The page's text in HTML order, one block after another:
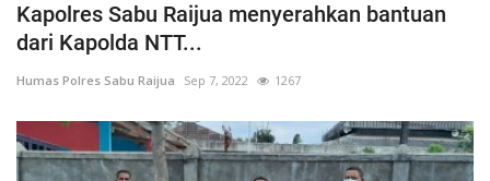
Kapolres Sabu Raijua menyerahkan bantuan
dari Kapolda NTT...
Humas Polres Sabu Raijua Sep 7, 2022 1267